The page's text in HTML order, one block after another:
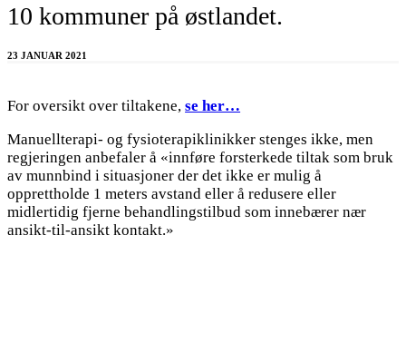
10 kommuner på østlandet.
23 JANUAR 2021
For oversikt over tiltakene,se her…
Manuellterapi- og fysioterapiklinikker stenges ikke, men
regjeringen anbefaler å «innføre forsterkede tiltak som bruk
av munnbind i situasjoner der det ikke er mulig å
opprettholde 1 meters avstand eller å redusere eller
midlertidig fjerne behandlingstilbud som innebærer nær
ansikt-til-ansikt kontakt.»